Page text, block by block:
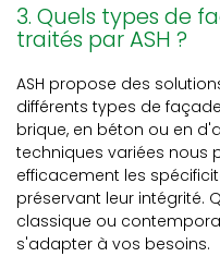
3. Quels types de
traités par ASH ?
ASH propose des
différents types de
brique, en béton ou en
techniques variées nous
efficacement les
préservant leur intégrité.
classique ou
s'adapter à vos besoins.